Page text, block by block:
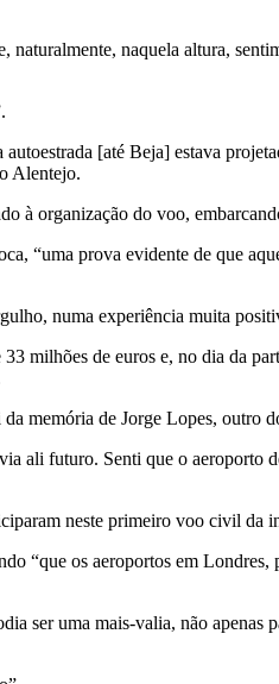
naquela altura,
[até Beja] estava
Alentejo.
à organização do voo,
“uma prova evidente de que
numa experiência muita
milhões de euros e, no dia da
memória de Jorge Lopes, outro
ali futuro. Senti que o aeroporto
neste primeiro voo civil da
“que os aeroportos em
ser uma mais-valia, não apenas